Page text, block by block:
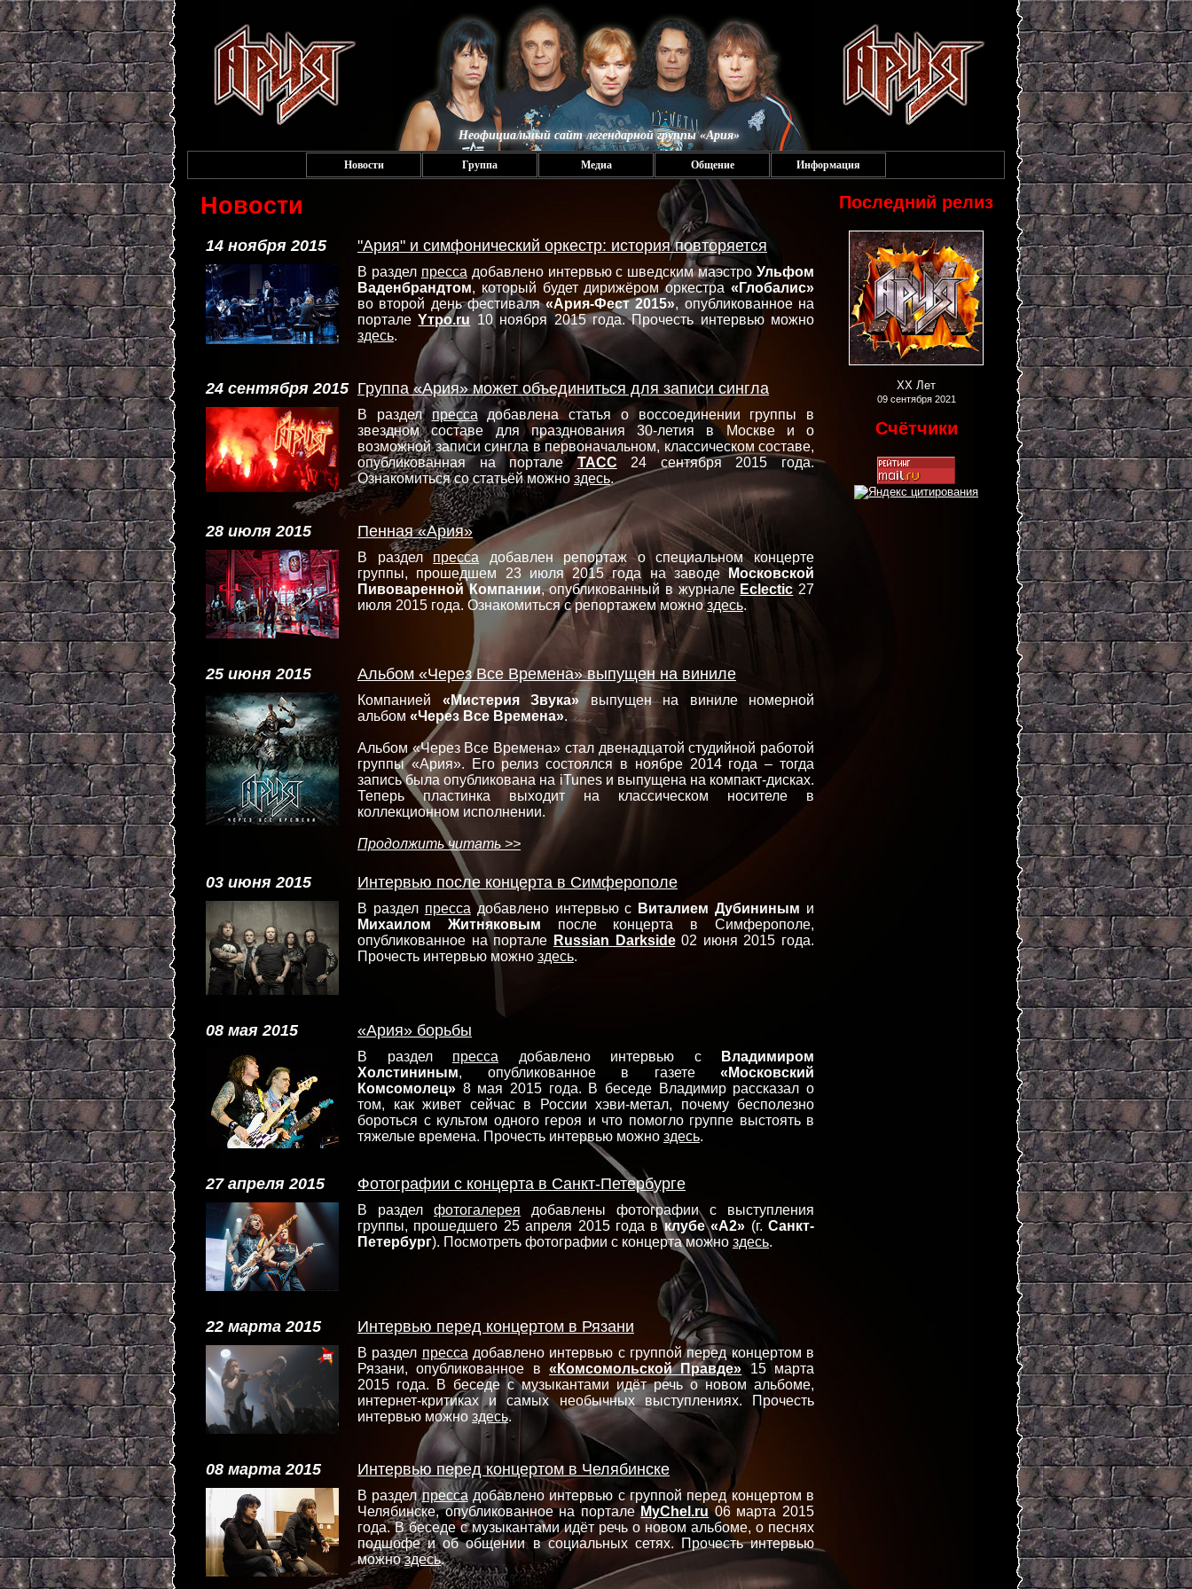
Неофициальный сайт легендарной группы «Ария»
Новости Группа Медиа Общение Информация
Последний релиз
XX Лет
09 сентября 2021
Счётчики
Новости
14 ноября 2015 "Ария" и симфонический оркестр: история повторяется
В раздел пресса добавлено интервью с шведским маэстро Ульфом
Ваденбрандтом, который будет дирижёром оркестра «Глобалис»
во второй день фестиваля«Ария-Фест 2015», опубликованное на
порталеYтро.ru 10 ноября 2015 года. Прочесть интервью можно
здесь.
24 сентября 2015 Группа «Ария» может объединиться для записи сингла
В раздел пресса добавлена статья о воссоединении группы в
звездном составе для празднования 30-летия в Москве и о
возможной записи сингла в первоначальном, классическом составе,
опубликованная на порталеТАСС 24 сентября 2015 года.
Ознакомиться со статьёй можно здесь.
28 июля 2015 Пенная «Ария»
В разделпрессадобавлен репортаж о специальном концерте
группы, прошедшем 23 июля 2015 года на заводе Московской
Пивоваренной Компании, опубликованный в журнале Eclectic 27
июля 2015 года. Ознакомиться с репортажем можноздесь.
25 июня 2015 Альбом «Через Все Времена» выпущен на виниле
Компанией «Мистерия Звука» выпущен на виниле номерной
альбом «Через Все Времена».
Альбом «Через Все Времена» стал двенадцатой студийной работой
группы «Ария». Его релиз состоялся в ноябре 2014 года – тогда
запись была опубликована на iTunes и выпущена на компакт-дисках.
Теперь пластинка выходит на классическом носителе в
коллекционном исполнении.
Продолжить читать >>
03 июня 2015 Интервью после концерта в Симферополе
В раздел пресса добавлено интервью с Виталием Дубининым и
Михаилом Житняковым после концерта в Симферополе,
опубликованное на портале Russian Darkside02 июня 2015 года.
Прочесть интервью можно здесь.
08 мая 2015 «Ария» борьбы
В раздел пресса добавлено интервью с
Владимиром
Холстининым, опубликованное в газете «Московский
Комсомолец» 8 мая 2015 года. В беседе Владимир рассказал о
том, как живет сейчас в России хэви-метал, почему бесполезно
бороться с культом одного героя и что помогло группе выстоять в
тяжелые времена. Прочесть интервью можно здесь.
27 апреля 2015 Фотографии с концерта в Санкт-Петербурге
В раздел фотогалерея добавлены фотографии с выступления
группы, прошедшего 25 апреля 2015 года вклубе «А2» (г.Санкт-
Петербург). Посмотреть фотографии с концерта можно здесь.
22 марта 2015 Интервью перед концертом в Рязани
В раздел пресса добавлено интервью с группой перед концертом в
Рязани, опубликованное в «Комсомольской Правде» 15 марта
2015 года. В беседе с музыкантами идёт речь о новом альбоме,
интернет-критиках и самых необычных выступлениях. Прочесть
интервью можно здесь.
08 марта 2015 Интервью перед концертом в Челябинске
В разделпресса добавлено интервью с группой перед концертом в
Челябинске, опубликованное на порталеMyChel.ru06 марта 2015
года. В беседе с музыкантами идёт речь о новом альбоме, о песнях
подшофе и об общении в социальных сетях. Прочесть интервью
можноздесь.